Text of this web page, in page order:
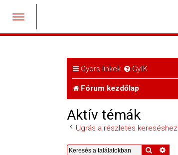
Gyors linkek GyIK
Fórum kezdőlap
Aktív témák
Ugrás a részletes kereséshez
Keresés